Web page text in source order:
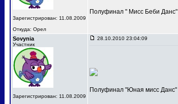
Зарегистрирован: 11.08.2009
Откуда: Орел
Полуфинал " Мисс Беби Данс"
Sovynia
Участник
Зарегистрирован: 11.08.2009
28.10.2010 23:04:09
Полуфинал "Юная мисс Данс"